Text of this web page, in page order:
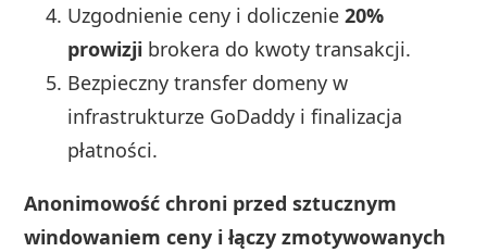
Uzgodnienie ceny i doliczenie20%
prowizji brokera do kwoty transakcji.
Bezpieczny transfer domeny w
infrastrukturze GoDaddy i finalizacja
płatności.
Anonimowość chroni przed sztucznym
windowaniem ceny i łączy zmotywowanych